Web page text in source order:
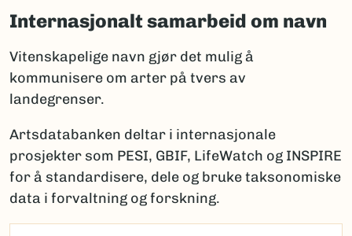
Internasjonalt samarbeid om navn
Vitenskapelige navn gjør det mulig å
kommunisere om arter på tvers av
landegrenser.
Artsdatabanken deltar i internasjonale
prosjekter som PESI, GBIF, LifeWatch og INSPIRE
for å standardisere, dele og bruke taksonomiske
data i forvaltning og forskning.